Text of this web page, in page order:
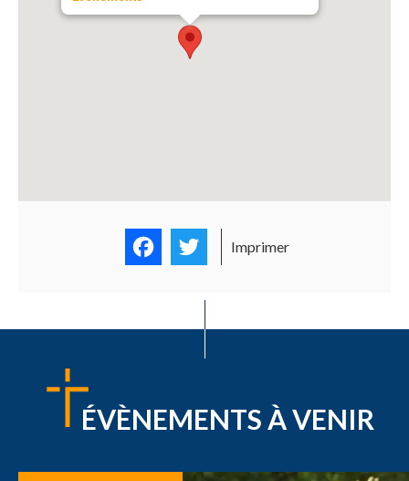
FacebookTwitter
Imprimer
ÉVÈNEMENTS À VENIR